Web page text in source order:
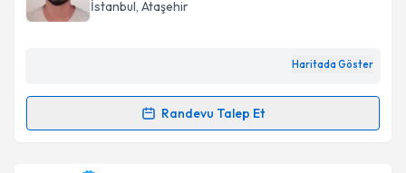
Kişisel verilerimin işlenmesine ilişkinAydınlatma
İstanbul, Ataşehir
Haritada Göster
Randevu Talep Et
Randevu Takvimi Talebi